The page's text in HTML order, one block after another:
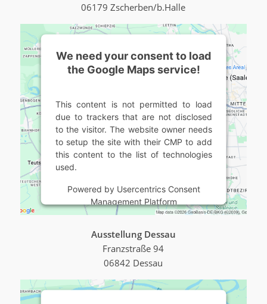
06179 Zscherben/b.Halle
We need your consent to load
the Google Maps service!
This content is not permitted to load
due to trackers that are not disclosed
to the visitor. The website owner needs
to setup the site with their CMP to add
this content to the list of technologies
used.
Powered by Usercentrics Consent
Management Platform
Ausstellung Dessau
Franzstraße 94
06842 Dessau